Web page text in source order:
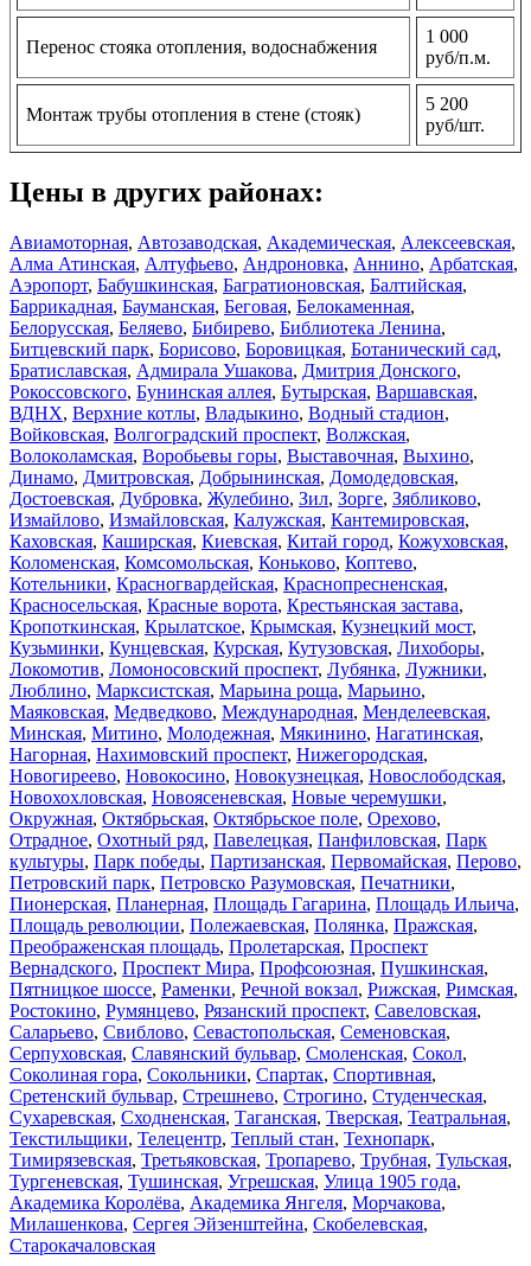
Перенос стояка отопления, водоснабжения
1 000
руб/п.м.
Монтаж трубы отопления в стене (стояк)
5 200
руб/шт.
Цены в других районах:
Авиамоторная, Автозаводская, Академическая, Алексеевская,
Алма Атинская, Алтуфьево, Андроновка, Аннино, Арбатская,
Аэропорт, Бабушкинская, Багратионовская, Балтийская,
Баррикадная, Бауманская, Беговая, Белокаменная,
Белорусская, Беляево, Бибирево, Библиотека Ленина,
Битцевский парк, Борисово, Боровицкая, Ботанический сад,
Братиславская, Адмирала Ушакова, Дмитрия Донского,
Рокоссовского, Бунинская аллея, Бутырская, Варшавская,
ВДНХ, Верхние котлы, Владыкино, Водный стадион,
Войковская, Волгоградский проспект, Волжская,
Волоколамская, Воробьевы горы, Выставочная, Выхино,
Динамо, Дмитровская, Добрынинская, Домодедовская,
Достоевская, Дубровка, Жулебино, Зил, Зорге, Зябликово,
Измайлово, Измайловская, Калужская, Кантемировская,
Каховская, Каширская, Киевская, Китай город, Кожуховская,
Коломенская, Комсомольская, Коньково, Коптево,
Котельники, Красногвардейская, Краснопресненская,
Красносельская, Красные ворота, Крестьянская застава,
Кропоткинская, Крылатское, Крымская, Кузнецкий мост,
Кузьминки, Кунцевская, Курская, Кутузовская, Лихоборы,
Локомотив, Ломоносовский проспект, Лубянка, Лужники,
Люблино, Марксистская, Марьина роща, Марьино,
Маяковская, Медведково, Международная, Менделеевская,
Минская, Митино, Молодежная, Мякинино, Нагатинская,
Нагорная, Нахимовский проспект, Нижегородская,
Новогиреево, Новокосино, Новокузнецкая, Новослободская,
Новохохловская, Новоясеневская, Новые черемушки,
Окружная, Октябрьская, Октябрьское поле, Орехово,
Отрадное, Охотный ряд, Павелецкая, Панфиловская, Парк
культуры, Парк победы, Партизанская, Первомайская, Перово,
Петровский парк, Петровско Разумовская, Печатники,
Пионерская, Планерная, Площадь Гагарина, Площадь Ильича,
Площадь революции, Полежаевская, Полянка, Пражская,
Преображенская площадь, Пролетарская, Проспект
Вернадского, Проспект Мира, Профсоюзная, Пушкинская,
Пятницкое шоссе, Раменки, Речной вокзал, Рижская, Римская,
Ростокино, Румянцево, Рязанский проспект, Савеловская,
Саларьево, Свиблово, Севастопольская, Семеновская,
Серпуховская, Славянский бульвар, Смоленская, Сокол,
Соколиная гора, Сокольники, Спартак, Спортивная,
Сретенский бульвар, Стрешнево, Строгино, Студенческая,
Сухаревская, Сходненская, Таганская, Тверская, Театральная,
Текстильщики, Телецентр, Теплый стан, Технопарк,
Тимирязевская, Третьяковская, Тропарево, Трубная, Тульская,
Тургеневская, Тушинская, Угрешская, Улица 1905 года,
Академика Королёва, Академика Янгеля, Морчакова,
Милашенкова, Сергея Эйзенштейна, Скобелевская,
Старокачаловская